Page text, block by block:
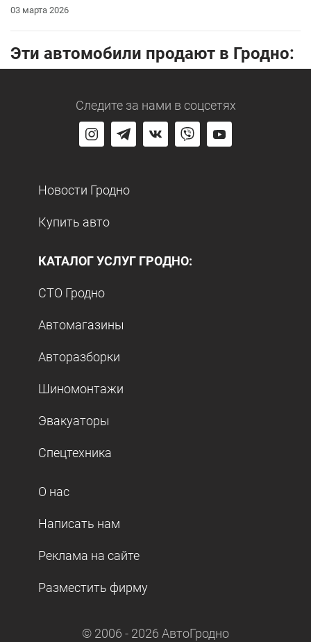
03 марта 2026
Эти автомобили продают в Гродно:
Следите за нами в соцсетях
Новости Гродно
Купить авто
КАТАЛОГ УСЛУГ ГРОДНО:
СТО Гродно
Автомагазины
Авторазборки
Шиномонтажи
Эвакуаторы
Спецтехника
О нас
Написать нам
Реклама на сайте
Разместить фирму
© 2006 - 2026 АвтоГродно